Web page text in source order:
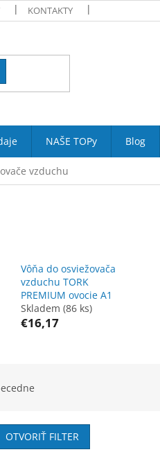
KONTAKTY
NAŠE TOPy Blog
vzduchu
Vôňa do osviežovača
vzduchu TORK
PREMIUM ovocie A1
Skladem (86 ks)
€16,17
OTVORIŤ FILTER